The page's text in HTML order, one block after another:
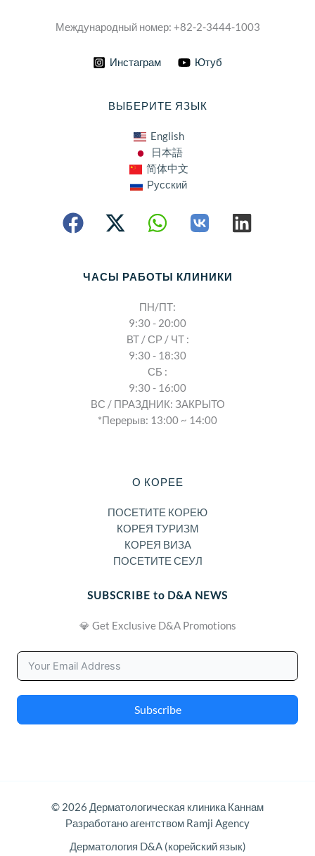
Международный номер: +82-2-3444-1003
Инстаграм Ютуб
ВЫБЕРИТЕ ЯЗЫК
English
日本語
简体中文
Русский
ЧАСЫ РАБОТЫ КЛИНИКИ
ПН/ПТ:
9:30 - 20:00
ВТ / СР / ЧТ :
9:30 - 18:30
СБ :
9:30 - 16:00
ВС / ПРАЗДНИК: ЗАКРЫТО
*Перерыв: 13:00 ~ 14:00
О КОРЕЕ
ПОСЕТИТЕ КОРЕЮ
КОРЕЯ ТУРИЗМ
КОРЕЯ ВИЗА
ПОСЕТИТЕ СЕУЛ
SUBSCRIBE to D&A NEWS
💎 Get Exclusive D&A Promotions
Subscribe
© 2026 Дерматологическая клиника Каннам
Разработано агентством Ramji Agency
Дерматология D&A (корейский язык)